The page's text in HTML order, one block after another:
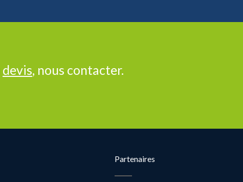
devis, nous contacter.
Partenaires